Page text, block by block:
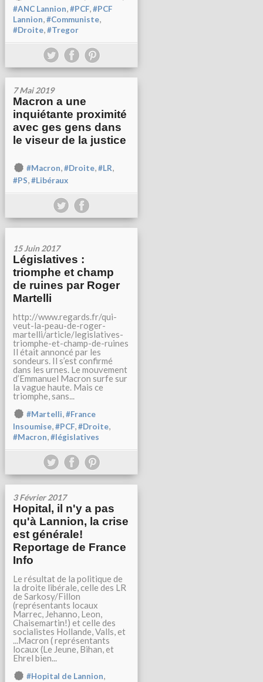
#ANC Lannion,#PCF,#PCF
Lannion,#Communiste,
#Droite,#Tregor
7 Mai 2019
Macron a une
inquiétante proximité
avec ges gens dans
le viseur de la justice
#Macron,#Droite,#LR,
#PS,#Libéraux
15 Juin 2017
Législatives :
triomphe et champ
de ruines par Roger
Martelli
http://www.regards.fr/qui-
veut-la-peau-de-roger-
martelli/article/legislatives-
triomphe-et-champ-de-ruines
Il était annoncé par les
sondeurs. Il s’est confirmé
dans les urnes. Le mouvement
d’Emmanuel Macron surfe sur
la vague haute. Mais ce
triomphe, sans...
#Martelli,#France
Insoumise,#PCF,#Droite,
#Macron,#législatives
3 Février 2017
Hopital, il n'y a pas
qu'à Lannion, la crise
est générale!
Reportage de France
Info
Le résultat de la politique de
la droite libérale, celle des LR
de Sarkosy/Fillon
(représentants locaux
Marrec, Jehanno, Leon,
Chaisemartin!) et celle des
socialistes Hollande, Valls, et
...Macron ( représentants
locaux (Le Jeune, Bihan, et
Ehrel bien...
#Hopital de Lannion,